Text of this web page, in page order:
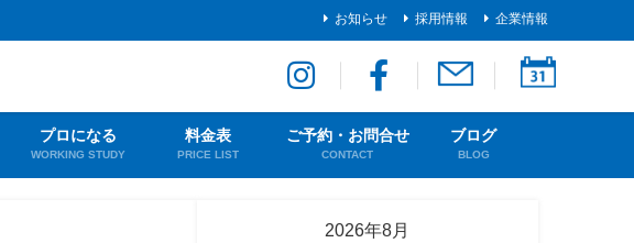
お知らせ 採用情報 企業情報
プロになる
WORKING STUDY
料金表
PRICE LIST
ご予約・お問合せ
CONTACT
ブログ
BLOG
2026年8月